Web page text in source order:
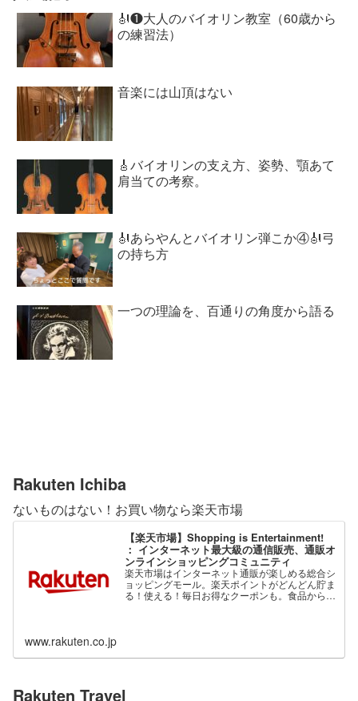
🎻❶大人のバイオリン教室（60歳から
の練習法）
音楽には山頂はない
🎸バイオリンの支え方、姿勢、顎あて
肩当ての考察。
🎻あらやんとバイオリン弾こか④🎻弓
の持ち方
一つの理論を、百通りの角度から語る
Rakuten Ichiba
ないものはない！お買い物なら楽天市場
【楽天市場】Shopping is Entertainment!
： インターネット最大級の通信販売、通販オ
ンラインショッピングコミュニティ
楽天市場はインターネット通販が楽しめる総合シ
ョッピングモール。楽天ポイントがどんどん貯ま
る！使える！毎日お得なクーポンも。食品から家
www.rakuten.co.jp
Rakuten Travel